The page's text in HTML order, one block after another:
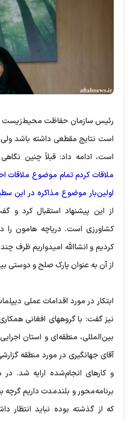
رئیس سازمان حفاظت محیط‌زیست با
است نتایج مقطعی داشته باشد
است، ادامه داد: قبلاً چنین نگاهی
ملاقات کردم تمام موضوع ملاقات
اولین‌بار موضوع مذاکره در این
از این پیشنهاد استقبال کرد و
کشاورزی است. دریاچه هامون
کردیم و انشا‌الله امیدواریم ظرف
از آن به عنوان پارک صلح و دوستی
ابتکار در مورد اقدامات عملی
نیز گفت: با گروههای افغانی
بین‌المللی، منطقه‌ای و استان
آقای جهانگیری در مورد منطقه
و کارهای انجام‌شده ارایه شد.
برنامه‌محور و بلند‌مدت داریم
که از گذشته بوده نباید انتظار